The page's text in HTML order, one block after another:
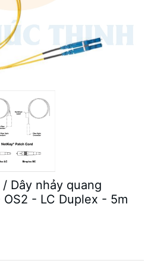
Dây nhảy quang
- LC Duplex - 5m